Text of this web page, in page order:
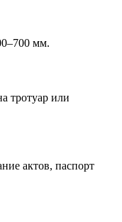
мм.
тротуар или
актов, паспорт